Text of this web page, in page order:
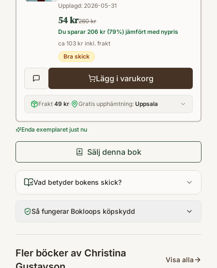
Upplagd: 2026-05-31
54 kr260 kr
Du sparar 206 kr (79%) jämfört med nypris
ca 103 kr inkl. frakt
Bra skick
Lägg i varukorg
Frakt 49 kr· Gratis upphämtning: Uppsala
Enda exemplaret just nu
Sälj denna bok
Vad betyder bokens skick?
Så fungerar Bokloops köpskydd
Fler böcker av Christina
Visa alla